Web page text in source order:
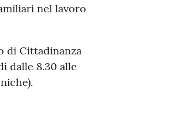
nel lavoro
di Cittadinanza
dalle 8.30 alle